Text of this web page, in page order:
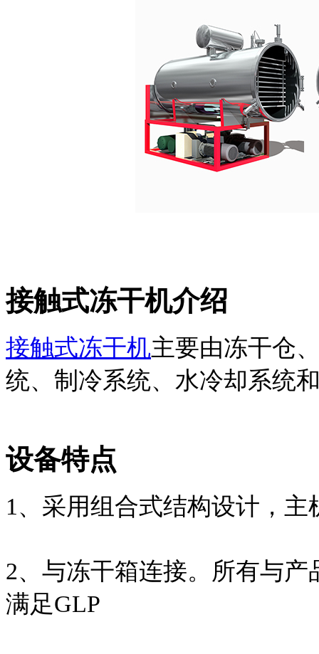
接触式冻干机介绍
接触式冻干机主要由冻干仓
统、制冷系统、水冷却系统
设备特点
1、采用组合式结构设计，主
2、与冻干箱连接。所有与
满足GLP